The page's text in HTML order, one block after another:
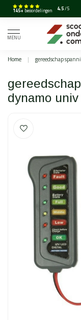
145+ beoordelingen 4.5/5
MENU
Home | gereedschap
dynamo univ